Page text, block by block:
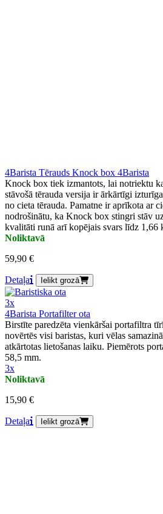
4Barista Tērauds Knock box 4Barista
Knock box tiek izmantots, lai notriektu
stāvošā tērauda versija ir ārkārtīgi
no cieta tērauda. Pamatne ir aprīkota ar
nodrošinātu, ka Knock box stingri stāv
kvalitāti runā arī kopējais svars līdz 1,66
Noliktavā
59,90 €
Detaļa Ielikt grozā
3x
4Barista Portafilter ota
Birstīte paredzēta vienkāršai portafiltra
novērtēs visi baristas, kuri vēlas
atkārtotas lietošanas laiku. Piemērots
58,5 mm.
3x
Noliktavā
15,90 €
Detaļa Ielikt grozā